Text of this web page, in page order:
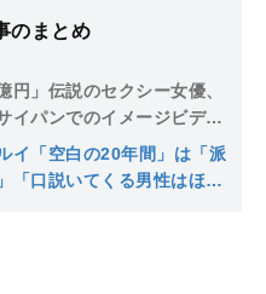
のまとめ
円」伝説のセクシー女優、
イパンでのイメージビデオ
ルズル…」
イ「空白の20年間」は「派
「口説いてくる男性はほぼ